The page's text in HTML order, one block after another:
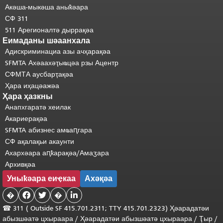
Акәша-мыкәша аныҟәара
СФ 311
511 Арегионалтә дыррақәа
Еимаданы шәаанхала
Адискриминациа азы ачҳарақәа
SFMTA Ахәаахәҭыҩцәа рзы Ацентр
СФМТА аусбарҭақәа
Ҳара иҳацәажәа
Ҳара ҳазкны
Анапхгаратә хеилак
Акариерақәа
SFMTA абизнес амҩаԥгара
СФ ақалақьи акаунти
Ахархәара аԥҟарақәа/Амаӡара
Архивқәа
Уныҟәара еиҿкаа Ахәқәа
�   � 
☎ 311 ( Outside SF 415.701.2311; TTY 415.701.2323) Ҳәарадатәи
абызшәатә цхыраара / Ҳәарадатәи абызшәатә цхыраара / Ҭыр /